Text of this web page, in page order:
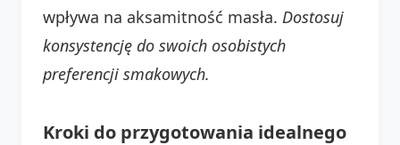
wpływa na aksamitność masła. Dostosuj
konsystencję do swoich osobistych
preferencji smakowych.
Kroki do przygotowania idealnego